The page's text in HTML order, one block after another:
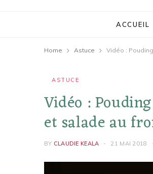
ACCUEIL
Home Astuce Vidéo :
ASTUCE
Vidéo :
et salade au
BY CLAUDIE KEALA 21 MAI 2018